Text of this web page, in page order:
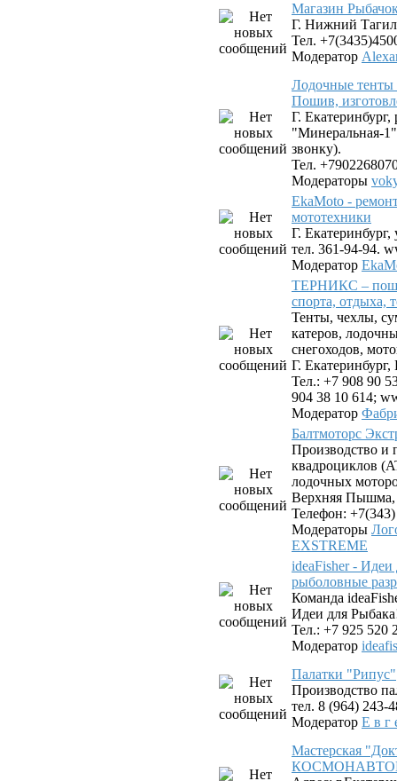
Магазин
Г. Нижний
Тел.
Модератор
Лодочные тенты
Пошив,
Г.
"Минеральная-
звонку).
Тел.
Модераторы
EkaMoto -
мототехники
Г.
тел. 361-94-94.
Модератор
ТЕРНИКС –
спорта, отдыха,
Тенты, чехлы,
катеров,
снегоходов,
Г.
Тел.: +7 908 90
904 38 10 614;
Модератор
Балтмоторс
Производство и
квадроциклов
лодочных
Верхняя Пышма,
Телефон:
Модераторы
EXSTREME
ideaFisher -
рыболовные
Команда
Идеи для
Тел.: +7 925 520
Модератор
Палатки "Рипус"
Производство
тел. 8 (964) 243-
Модератор Е в г
Мастерская
КОСМОНАВТОВ.